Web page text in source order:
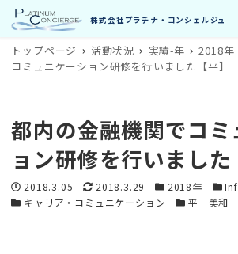
トップページ 活動状況 実績-年 2018年
コミュニケーション研修を行いました【平】
都内の金融機関でコミ
ョン研修を行いました
投稿日
2018.3.05 更新日
2018.3.29 カテゴリー
2018年 カテ
カテゴリー
キャリア・コミュニケーション カテゴリー
平 美和